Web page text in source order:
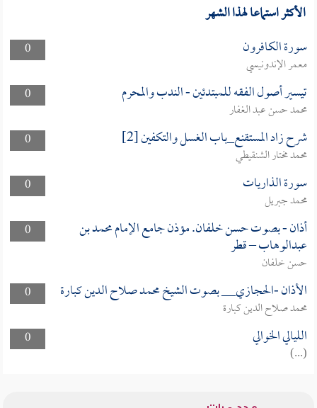
الأكثر استماعا لهذا الشهر
0 سورة الكافرون
معمر الإندونيسي
0
تيسير أصول الفقه للمبتدئين - الندب والمحرم
محمد حسن عبد الغفار
0
شرح زاد المستقنع_باب الغسل والتكفين [2]
محمد مختار الشنقيطي
0
سورة الذاريات
محمد جبريل
0
أذان - بصوت حسن خلفان. مؤذن جامع الإمام محمد بن
عبدالوهاب – قطر
حسن خلفان
0
الأذان -الحجازي__ بصوت الشيخ محمد صلاح الدين كبارة
محمد صلاح الدين كبارة
0
الليالي الخوالي
(...)